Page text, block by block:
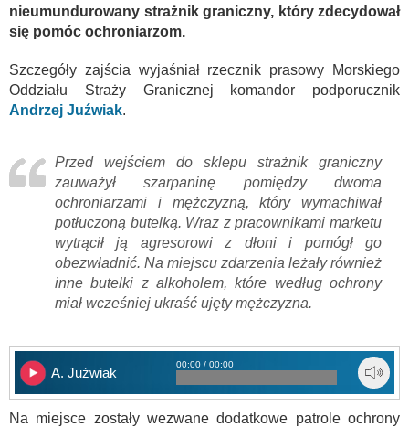
nieumundurowany strażnik graniczny, który zdecydował
się pomóc ochroniarzom.
Szczegóły zajścia wyjaśniał rzecznik prasowy Morskiego
Oddziału Straży Granicznej komandor podporucznik
Andrzej Juźwiak.
Przed wejściem do sklepu strażnik graniczny
zauważył szarpaninę pomiędzy dwoma
ochroniarzami i mężczyzną, który wymachiwał
potłuczoną butelką. Wraz z pracownikami marketu
wytrącił ją agresorowi z dłoni i pomógł go
obezwładnić. Na miejscu zdarzenia leżały również
inne butelki z alkoholem, które według ochrony
miał wcześniej ukraść ujęty mężczyzna.
A. Juźwiak
00:00 / 00:00
Na miejsce zostały wezwane dodatkowe patrole ochrony